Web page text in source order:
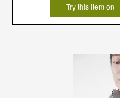
Try this item on